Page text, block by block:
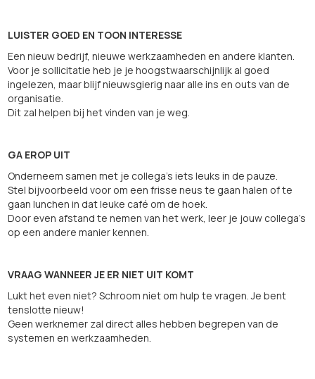
LUISTER GOED EN TOON INTERESSE
Een nieuw bedrijf, nieuwe werkzaamheden en andere klanten.
Voor je sollicitatie heb je je hoogstwaarschijnlijk al goed
ingelezen, maar blijf nieuwsgierig naar alle ins en outs van de
organisatie.
Dit zal helpen bij het vinden van je weg.
GA EROP UIT
Onderneem samen met je collega’s iets leuks in de pauze.
Stel bijvoorbeeld voor om een frisse neus te gaan halen of te
gaan lunchen in dat leuke café om de hoek.
Door even afstand te nemen van het werk, leer je jouw collega’s
op een andere manier kennen.
VRAAG WANNEER JE ER NIET UIT KOMT
Lukt het even niet? Schroom niet om hulp te vragen. Je bent
tenslotte nieuw!
Geen werknemer zal direct alles hebben begrepen van de
systemen en werkzaamheden.